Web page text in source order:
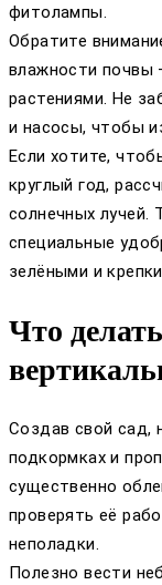
фитолампы.
Обратите
влажности почвы
растениями. Не
и насосы, чтобы
Если хотите,
круглый год,
солнечных лучей.
специальные
зелёными и
Что
Создав свой сад,
подкормках и
существенно
проверять её
неполадки.
Полезно вести